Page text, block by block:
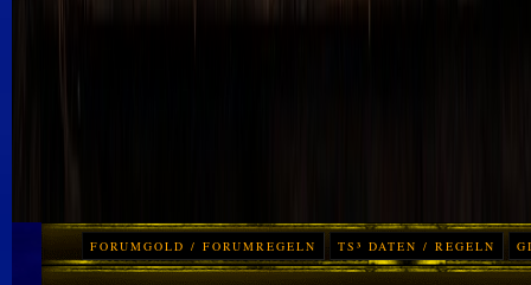
FORUMGOLD / FORUMREGELN TS³ DATEN / REGELN